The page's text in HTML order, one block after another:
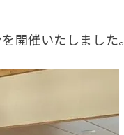
開催いたしました。